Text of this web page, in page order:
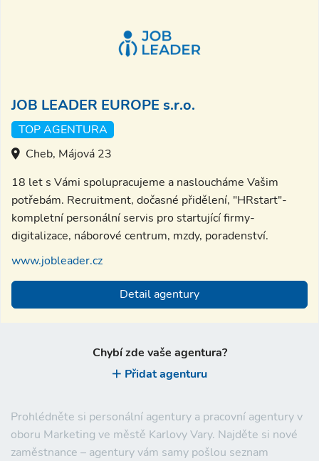
Prohlédněte si personální agentury a pracovní agentury v
oboru Marketing ve městě Karlovy Vary. Najděte si nové
zaměstnance – agentury vám samy pošlou seznam
JOB LEADER EUROPE s.r.o.
TOP AGENTURA
Cheb, Májová 23
18 let s Vámi spolupracujeme a nasloucháme Vašim
potřebám. Recruitment, dočasné přidělení, "HRstart"-
kompletní personální servis pro startující firmy-
digitalizace, náborové centrum, mzdy, poradenství.
www.jobleader.cz
Detail agentury
Chybí zde vaše agentura?
Přidat agenturu